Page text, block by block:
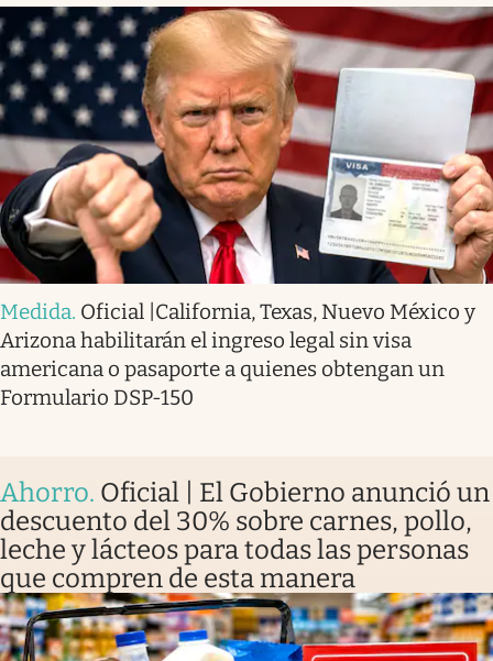
Medida. Oficial |California, Texas, Nuevo México y
Arizona habilitarán el ingreso legal sin visa
americana o pasaporte a quienes obtengan un
Formulario DSP-150
Ahorro. Oficial | El Gobierno anunció un
descuento del 30% sobre carnes, pollo,
leche y lácteos para todas las personas
que compren de esta manera